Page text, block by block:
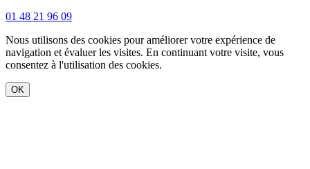
01 48 21 96 09
Nous utilisons des cookies pour améliorer votre expérience de
navigation et évaluer les visites. En continuant votre visite, vous
consentez à l'utilisation des cookies.
OK